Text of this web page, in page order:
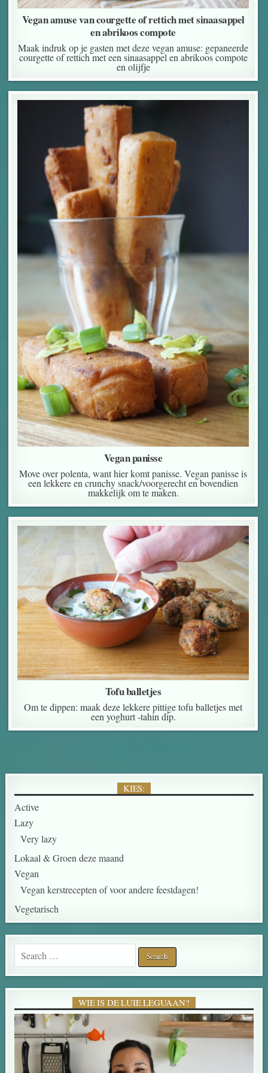
Vegan amuse van courgette of rettich met sinaasappel
en abrikoos compote
Maak indruk op je gasten met deze vegan amuse: gepaneerde
courgette of rettich met een sinaasappel en abrikoos compote
en olijfje
Vegan panisse
Move over polenta, want hier komt panisse. Vegan panisse is
een lekkere en crunchy snack/voorgerecht en bovendien
makkelijk om te maken.
Tofu balletjes
Om te dippen: maak deze lekkere pittige tofu balletjes met
een yoghurt -tahin dip.
KIES:
Active
Lazy
Very lazy
Lokaal & Groen deze maand
Vegan
Vegan kerstrecepten of voor andere feestdagen!
Vegetarisch
Search for:
WIE IS DE LUIE LEGUAAN?